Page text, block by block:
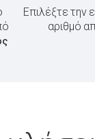
Επιλέξτε την
αριθμό